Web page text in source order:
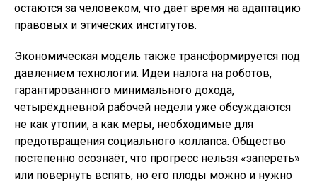
остаются за человеком, что даёт время на адаптацию
правовых и этических институтов.
Экономическая модель также трансформируется под
давлением технологии. Идеи налога на роботов,
гарантированного минимального дохода,
четырёхдневной рабочей недели уже обсуждаются
не как утопии, а как меры, необходимые для
предотвращения социального коллапса. Общество
постепенно осознаёт, что прогресс нельзя «запереть»
или повернуть вспять, но его плоды можно и нужно